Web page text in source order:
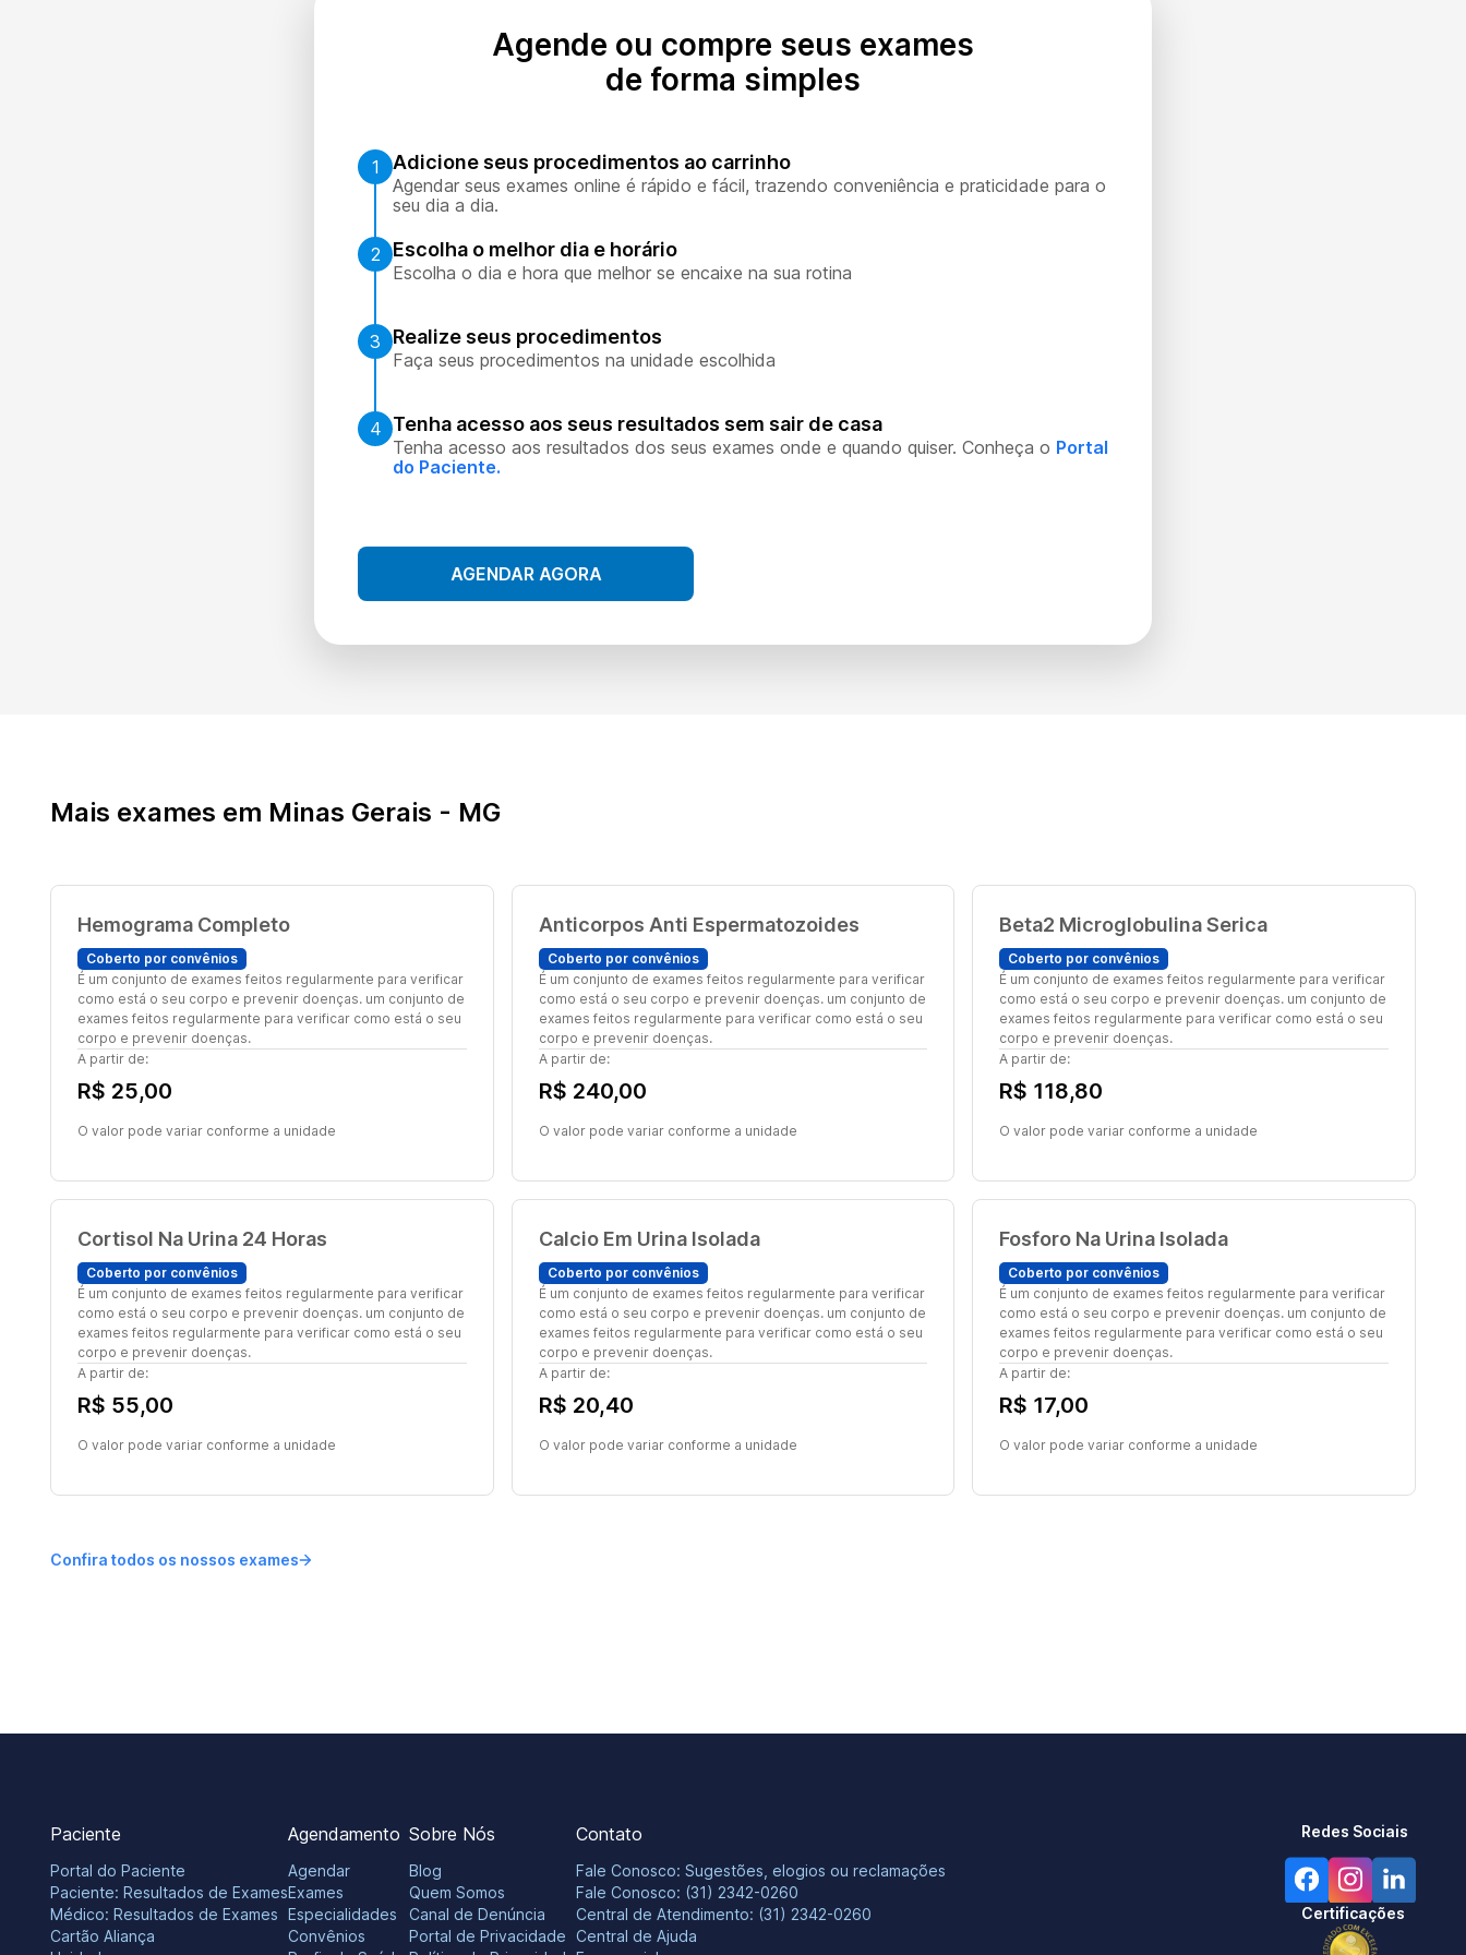
Agende ou compre seus exames
de forma simples
1 Adicione seus procedimentos ao carrinho
Agendar seus exames online é rápido e fácil, trazendo conveniência e praticidade para o
seu dia a dia.
2 Escolha o melhor dia e horário
Escolha o dia e hora que melhor se encaixe na sua rotina
3 Realize seus procedimentos
Faça seus procedimentos na unidade escolhida
4 Tenha acesso aos seus resultados sem sair de casa
Tenha acesso aos resultados dos seus exames onde e quando quiser. Conheça o Portal
do Paciente.
AGENDAR AGORA
Mais exames em Minas Gerais - MG
Hemograma Completo
Coberto por convênios
É um conjunto de exames feitos regularmente para verificar
como está o seu corpo e prevenir doenças. um conjunto de
exames feitos regularmente para verificar como está o seu
corpo e prevenir doenças.
A partir de:
R$ 25,00
O valor pode variar conforme a unidade
Anticorpos Anti Espermatozoides
Coberto por convênios
É um conjunto de exames feitos regularmente para verificar
como está o seu corpo e prevenir doenças. um conjunto de
exames feitos regularmente para verificar como está o seu
corpo e prevenir doenças.
A partir de:
R$ 240,00
O valor pode variar conforme a unidade
Beta2 Microglobulina Serica
Coberto por convênios
É um conjunto de exames feitos regularmente para verificar
como está o seu corpo e prevenir doenças. um conjunto de
exames feitos regularmente para verificar como está o seu
corpo e prevenir doenças.
A partir de:
R$ 118,80
O valor pode variar conforme a unidade
Cortisol Na Urina 24 Horas
Coberto por convênios
É um conjunto de exames feitos regularmente para verificar
como está o seu corpo e prevenir doenças. um conjunto de
exames feitos regularmente para verificar como está o seu
corpo e prevenir doenças.
A partir de:
R$ 55,00
O valor pode variar conforme a unidade
Calcio Em Urina Isolada
Coberto por convênios
É um conjunto de exames feitos regularmente para verificar
como está o seu corpo e prevenir doenças. um conjunto de
exames feitos regularmente para verificar como está o seu
corpo e prevenir doenças.
A partir de:
R$ 20,40
O valor pode variar conforme a unidade
Fosforo Na Urina Isolada
Coberto por convênios
É um conjunto de exames feitos regularmente para verificar
como está o seu corpo e prevenir doenças. um conjunto de
exames feitos regularmente para verificar como está o seu
corpo e prevenir doenças.
A partir de:
R$ 17,00
O valor pode variar conforme a unidade
Confira todos os nossos exames
Paciente
Portal do Paciente
Paciente: Resultados de Exames
Médico: Resultados de Exames
Cartão Aliança
Agendamento
Agendar
Exames
Especialidades
Convênios
Sobre Nós
Blog
Quem Somos
Canal de Denúncia
Portal de Privacidade
Contato
Fale Conosco: Sugestões, elogios ou reclamações
Fale Conosco: (31) 2342-0260
Central de Atendimento: (31) 2342-0260
Central de Ajuda
Redes Sociais
Certificações